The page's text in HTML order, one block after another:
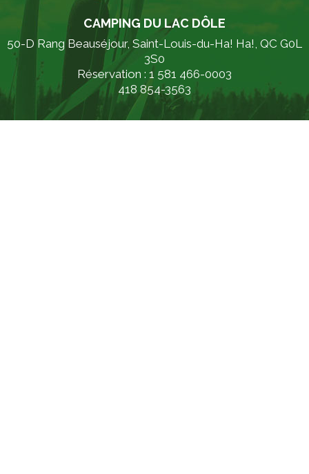
CAMPING DU LAC DÔLE
50-D Rang Beauséjour, Saint-Louis-du-Ha! Ha!, QC G0L
3S0
Réservation : 1 581 466-0003
418 854-3563